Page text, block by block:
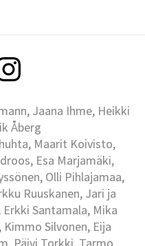
Jaana Ihme, Heikki
Åberg
Maarit Koivisto,
Esa Marjamäki,
Olli Pihlajamaa,
Ruuskanen, Jari ja
Erkki Santamala, Mika
Silvonen, Eija